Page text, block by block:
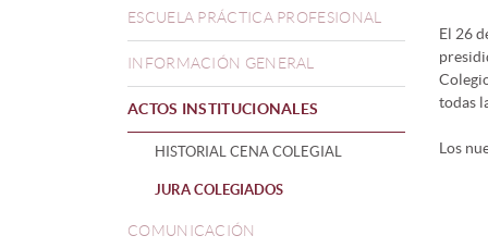
ESCUELA PRÁCTICA PROFESIONAL
INFORMACIÓN GENERAL
ACTOS INSTITUCIONALES
HISTORIAL CENA COLEGIAL
JURA COLEGIADOS
COMUNICACIÓN
El 26
todas
Los